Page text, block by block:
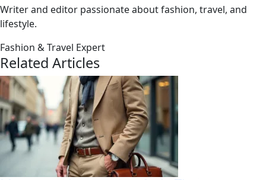
Writer and editor passionate about fashion, travel, and
lifestyle.
Fashion & Travel Expert
Related Articles